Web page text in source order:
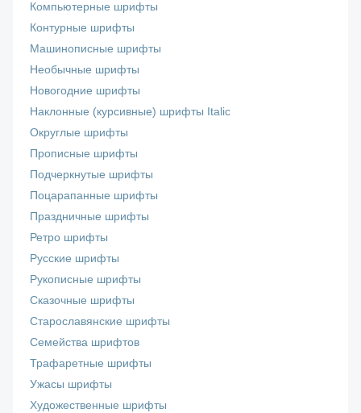
Компьютерные шрифты
Контурные шрифты
Машинописные шрифты
Необычные шрифты
Новогодние шрифты
Наклонные (курсивные) шрифты Italic
Округлые шрифты
Прописные шрифты
Подчеркнутые шрифты
Поцарапанные шрифты
Праздничные шрифты
Ретро шрифты
Русские шрифты
Рукописные шрифты
Сказочные шрифты
Старославянские шрифты
Семейства шрифтов
Трафаретные шрифты
Ужасы шрифты
Художественные шрифты